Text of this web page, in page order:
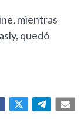
mientras
quedó